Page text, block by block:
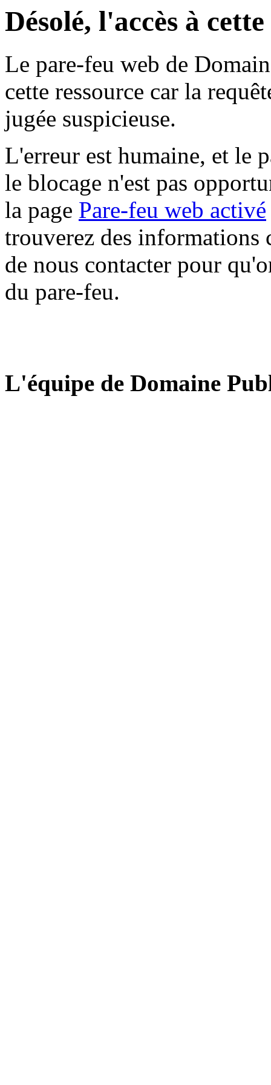
Désolé, l'accès à
Le pare-feu web de
cette ressource car la
jugée suspicieuse.
L'erreur est humaine, et le
le blocage n'est pas
la page Pare-feu web activé
trouverez des informations
de nous contacter pour
du pare-feu.
L'équipe de Domaine